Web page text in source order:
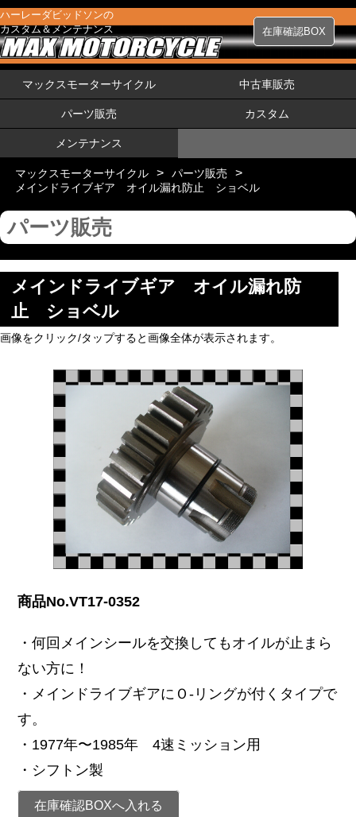
ハーレーダビッドソンの
カスタム＆メンテナンス
在庫確認BOX
マックスモーターサイクル 中古車販売
パーツ販売 カスタム
メンテナンス
マックスモーターサイクル > パーツ販売 >
メインドライブギア オイル漏れ防止 ショベル
パーツ販売
メインドライブギア オイル漏れ防
止 ショベル
画像をクリック/タップすると画像全体が表示されます。
商品No.VT17-0352
・何回メインシールを交換してもオイルが止まら
ない方に！
・メインドライブギアにＯ‐リングが付くタイプで
す。
・1977年〜1985年 4速ミッション用
・シフトン製
在庫確認BOXへ入れる